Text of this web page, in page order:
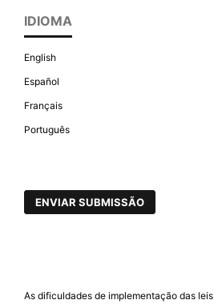
IDIOMA
English
Español
Français
Português
ENVIAR SUBMISSÃO
As dificuldades de implementação das